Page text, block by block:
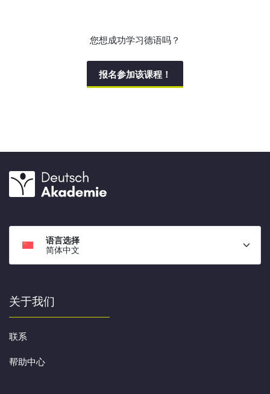
您想成功学习德语吗？
报名参加该课程！
语言选择
简体中文
关于我们
联系
帮助中心